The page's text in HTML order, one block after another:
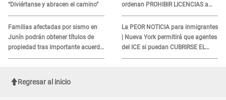
“Diviértanse y abracen el camino”
Familias afectadas por sismo en
Junín podrán obtener títulos de
propiedad tras importante acuerdo
de Cofopri
ordenan PROHIBIR LICENCIAS a
quienes no presenten ESTE
DOCUMENTO
La PEOR NOTICIA para inmigrantes
| Nueva York permitirá que agentes
del ICE si puedan CUBRIRSE EL
ROSTRO
Regresar al inicio